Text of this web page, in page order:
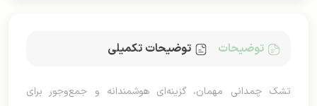
توضیحات توضیحات تکمیلی
تشک چمدانی مهمان، گزینه‌ای هوشمندانه و جمع‌وجور برای